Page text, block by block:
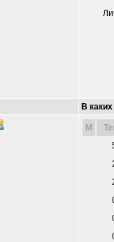
В
M